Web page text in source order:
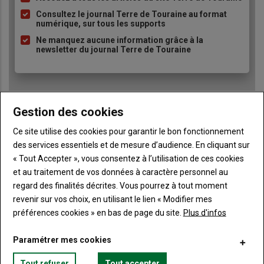
à
puce
Consultez le journal Terre de Touraine au format
numérique, sur tous les supports
Ne manquez aucune information grâce à la
newsletter du journal Terre de Touraine
Sous-
titre
Vous êtes abonné(e)
TITRE IDENTIFIEZ-VOUS
Body
Connectez-vous à votre compte pour profiter
de votre abonnement
Lien
un
Créer un nouveau compte
"Réinitialiser
Lien
Je me connecte
Gestion des cookies
Ce site utilise des cookies pour garantir le bon fonctionnement
des services essentiels et de mesure d’audience. En cliquant sur
« Tout Accepter », vous consentez à l’utilisation de ces cookies
et au traitement de vos données à caractère personnel au
regard des finalités décrites. Vous pourrez à tout moment
revenir sur vos choix, en utilisant le lien « Modifier mes
préférences cookies » en bas de page du site. Plus d'infos
Paramétrer mes cookies